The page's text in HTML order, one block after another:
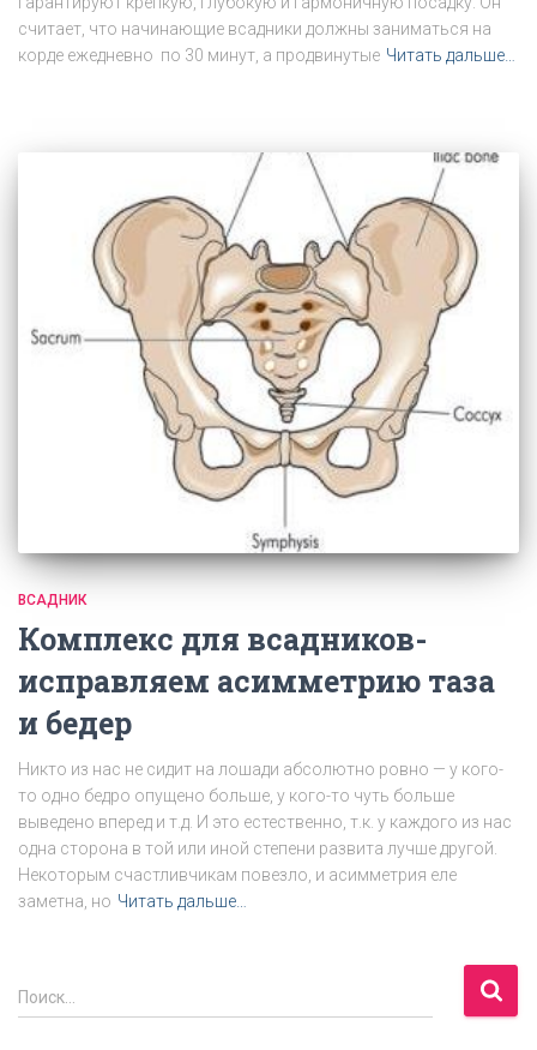
считает, что начинающие всадники должны заниматься на
корде ежедневно по 30 минут, а продвинутые Читать дальше…
ВСАДНИК
Комплекс для всадников-
исправляем асимметрию таза
и бедер
Никто из нас не сидит на лошади абсолютно ровно — у кого-
то одно бедро опущено больше, у кого-то чуть больше
выведено вперед и т.д. И это естественно, т.к. у каждого из нас
одна сторона в той или иной степени развита лучше другой.
Некоторым счастливчикам повезло, и асимметрия еле
заметна, но Читать дальше…
Н
а
Поиск…